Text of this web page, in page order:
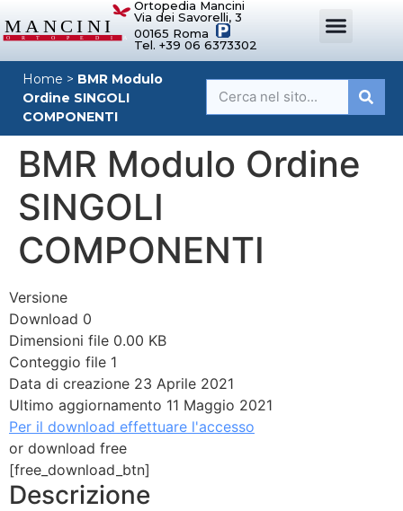
Ortopedia Mancini
Via dei Savorelli, 3
00165 Roma
Tel. +39 06 6373302
Home > BMR Modulo
Ordine SINGOLI
COMPONENTI
BMR Modulo Ordine
SINGOLI
COMPONENTI
Versione
Download 0
Dimensioni file 0.00 KB
Conteggio file 1
Data di creazione 23 Aprile 2021
Ultimo aggiornamento 11 Maggio 2021
Per il download effettuare l'accesso
or download free
[free_download_btn]
Descrizione